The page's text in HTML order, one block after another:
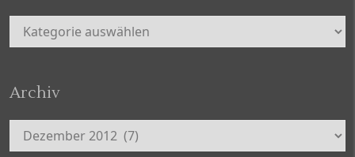
Kategorien
Archiv
Archiv